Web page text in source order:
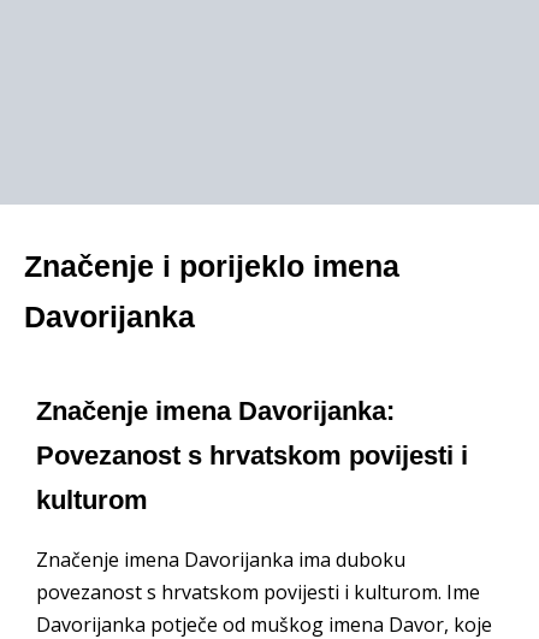
Značenje i porijeklo imena
Davorijanka
Značenje imena Davorijanka:
Povezanost s hrvatskom povijesti i
kulturom
Značenje imena Davorijanka ima duboku
povezanost s hrvatskom povijesti i kulturom. Ime
Davorijanka potječe od muškog imena Davor, koje